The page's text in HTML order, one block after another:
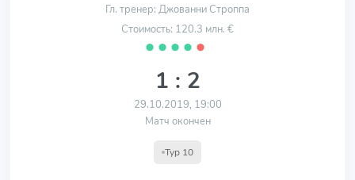
Гл. тренер: Джованни Строппа
Стоимость: 120.3 млн. €
⬤ ⬤ ⬤ ⬤ ⬤
1 : 2
29.10.2019, 19:00
Матч окончен
Тур 10